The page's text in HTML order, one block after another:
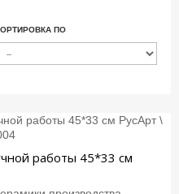
ПО
работы 45*33 см